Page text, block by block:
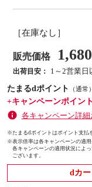
［在庫なし］
販売価格 1,680
出荷目安：
1～2営業日
たまるdポイント
（通常）
+キャンペーンポイント
各キャンペーン詳
※たまるdポイントはポイント支払
※表示倍率は各キャンペーンの適
各キャンペーンの適用状況によ
ございます。
dカ